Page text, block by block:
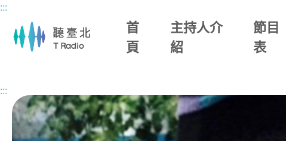
主要內容區塊
:::
首
頁
主持人介
紹
節目
表
:::